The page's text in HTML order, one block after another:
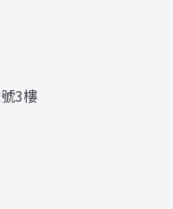
3樓